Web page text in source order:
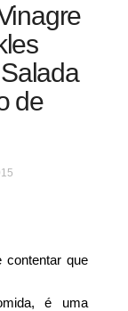
de
que
é uma